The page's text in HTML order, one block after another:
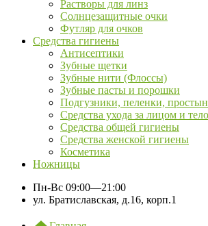
Растворы для линз
Солнцезащитные очки
Футляр для очков
Средства гигиены
Антисептики
Зубные щетки
Зубные нити (Флоссы)
Зубные пасты и порошки
Подгузники, пеленки,
Средства ухода за лицом и
Средства общей гигиены
Средства женской гигиены
Косметика
Ножницы
Пн-Вс 09:00—21:00
ул. Братиславская, д.16, корп.1